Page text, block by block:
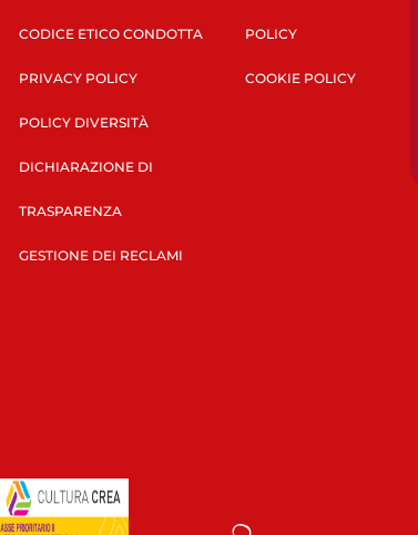
CODICE ETICO CONDOTTA
PRIVACY POLICY
POLICY DIVERSITÀ
DICHIARAZIONE DI
TRASPARENZA
GESTIONE DEI RECLAMI
POLICY
COOKIE POLICY